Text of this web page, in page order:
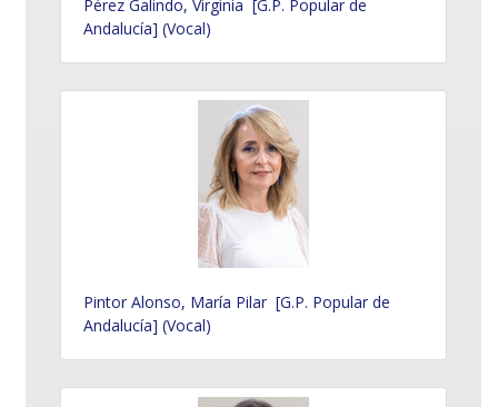
Pérez Galindo, Virginia [G.P. Popular de
Andalucía] (Vocal)
Pintor Alonso, María Pilar [G.P. Popular de
Andalucía] (Vocal)